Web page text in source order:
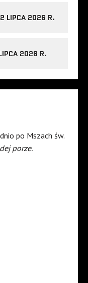
LIPCA 2026 R.
2026 R.
po Mszach św.
porze.